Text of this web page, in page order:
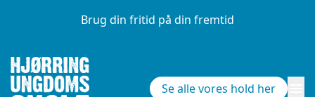
Brug din fritid på din fremtid
Se alle vores hold her